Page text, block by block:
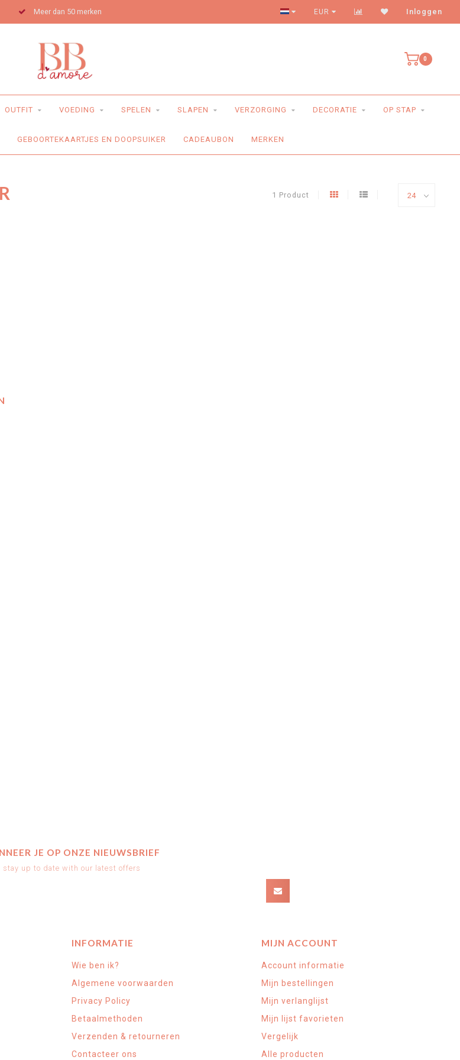
Meer dan 50 merken Levering aan huis
EUR Inloggen
0
OUTFIT VOEDING SPELEN SLAPEN VERZORGING DECORATIE OP STAP
GEBOORTEKAARTJES EN DOOPSUIKER CADEAUBON MERKEN
1 Product
JE OP ONZE NIEUWSBRIEF
stay up to date with our latest offers
INFORMATIE
Wie ben ik?
Algemene voorwaarden
Privacy Policy
Betaalmethoden
Verzenden & retourneren
Contacteer ons
MIJN ACCOUNT
Account informatie
Mijn bestellingen
Mijn verlanglijst
Mijn lijst favorieten
Vergelijk
Alle producten